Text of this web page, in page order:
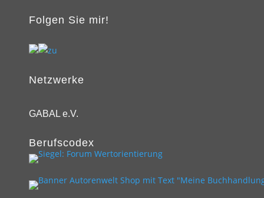
Folgen Sie mir!
Netzwerke
GABAL e.V.
Berufscodex